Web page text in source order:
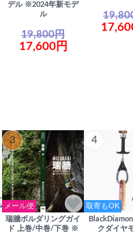
デル ※2024年新モデ
ル
19,800円
17,600円
3
メール便
瑞牆ボルダリングガイ
ド 上巻/中巻/下巻 ※
4
取寄もOK
クダイヤ